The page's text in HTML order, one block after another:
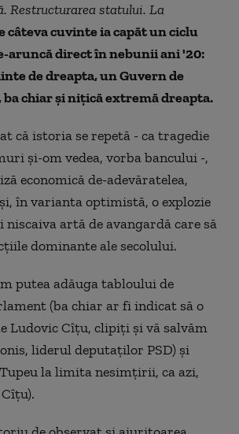
Restructurarea statului. La
câteva cuvinte ia capăt un ciclu
aruncă direct în nebunii ani '20:
de dreapta, un Guvern de
chiar și nițică extremă dreapta.
că istoria se repetă - ca tragedie
și-om vedea, vorba bancului -,
economică de-adevăratelea,
în varianta optimistă, o explozie
artă de avangardă care să
dominante ale secolului.
putea adăuga tabloului de
(ba chiar ar fi indicat să o
Ludovic Cîțu, clipiți și vă salvăm
liderul deputaților PSD) și
la limita nesimțirii, ca azi,